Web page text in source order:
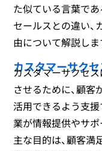
た似ている言葉で
セールスとの違い
由について解説しま
カスタマーサク
カスタマーサクセス
させるために、顧
活用できるよう支
業が情報提供やサ
主な目的は、顧客満